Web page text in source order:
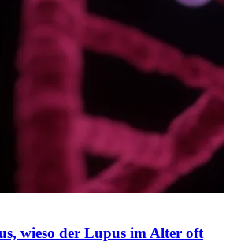
wieso der Lupus im Alter oft